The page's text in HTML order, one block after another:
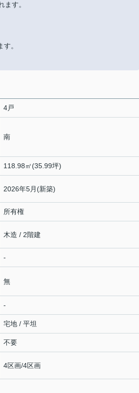
す。
。
4戸
南
118.98㎡(35.99坪)
2026年5月(新築)
所有権
木造 / 2階建
-
無
-
宅地 / 平坦
不要
4区画/4区画